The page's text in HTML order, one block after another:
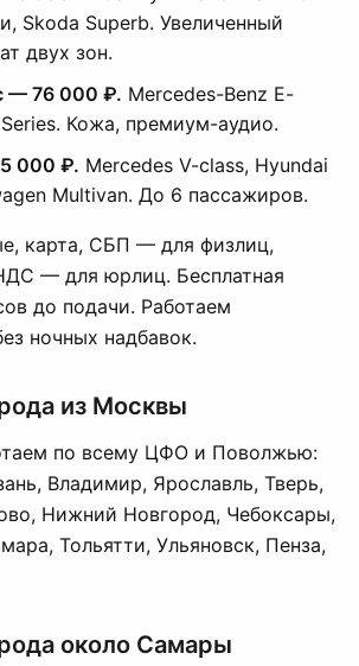
Skoda Superb. Увеличенный
двух зон.
— 76 000 ₽. Mercedes-Benz E-
Кожа, премиум-аудио.
000 ₽. Mercedes V-class, Hyundai
Multivan. До 6 пассажиров.
карта, СБП — для физлиц,
— для юрлиц. Бесплатная
до подачи. Работаем
ночных надбавок.
из Москвы
по всему ЦФО и Поволжью:
Владимир, Ярославль, Тверь,
Нижний Новгород, Чебоксары,
Тольятти, Ульяновск, Пенза,
около Самары